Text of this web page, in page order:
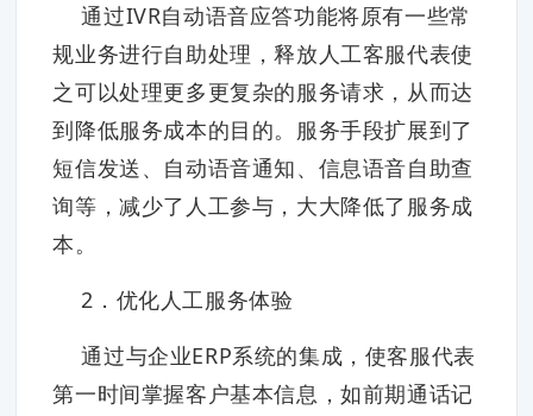
通过IVR自动语音应答功能将原有一些常
规业务进行自助处理，释放人工客服代表使
之可以处理更多更复杂的服务请求，从而达
到降低服务成本的目的。服务手段扩展到了
短信发送、自动语音通知、信息语音自助查
询等，减少了人工参与，大大降低了服务成
本。
2．优化人工服务体验
通过与企业ERP系统的集成，使客服代表
第一时间掌握客户基本信息，如前期通话记